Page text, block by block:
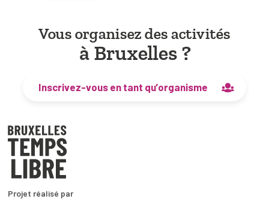
Vous organisez des activités
à Bruxelles ?
Inscrivez-vous en tant qu’organisme
Projet réalisé par